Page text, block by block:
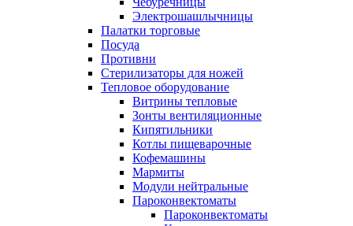
Электрошашлычницы
Палатки торговые
Посуда
Противни
Стерилизаторы для ножей
Тепловое оборудование
Витрины тепловые
Зонты вентиляционные
Кипятильники
Котлы пищеварочные
Кофемашины
Мармиты
Модули нейтральные
Пароконвектоматы
Пароконвектоматы